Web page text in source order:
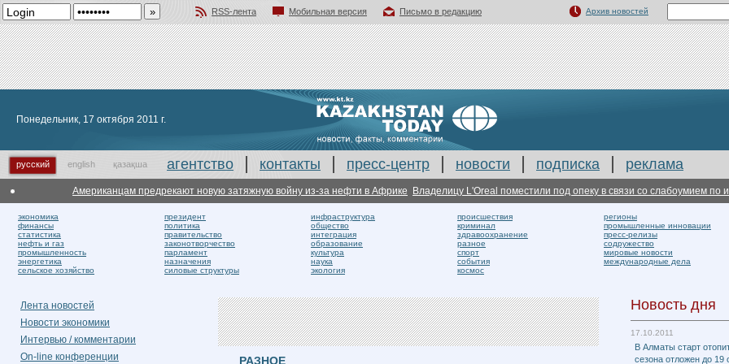
RSS-лента Мобильная версия
Письмо в редакцию
Архив новостей
Понедельник, 17 октября 2011 г.
русский english қазақша агентство контакты пресс-центр новости подписка реклама
Американцам предрекают новую затяжную войну из-за нефти в Африке Владелицу L'Oreal поместили под опеку в связи со слабоумием по иску
экономика
финансы
статистика
нефть и газ
промышленность
энергетика
сельское хозяйство
президент
политика
правительство
законотворчество
парламент
назначения
силовые структуры
инфраструктура
общество
интеграция
образование
культура
наука
экология
происшествия
криминал
здравоохранение
разное
спорт
события
космос
регионы
промышленные инновации
пресс-релизы
содружество
мировые новости
международные дела
Лента новостей
Новости экономики
Интервью / комментарии
On-line конференции
РАЗНОЕ
Новость дня
17.10.2011
В Алматы старт
сезона отложен до 19